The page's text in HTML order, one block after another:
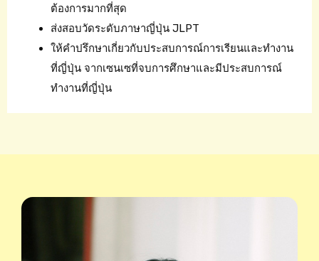
ต้องการมากที่สุด
ส่งสอบวัดระดับภาษาญี่ปุ่น JLPT
ให้คำปรึกษาเกี่ยวกับประสบการณ์การเรียนและทำงาน
ที่ญี่ปุ่น จากเซนเซที่จบการศึกษาและมีประสบการณ์
ทำงานที่ญี่ปุ่น